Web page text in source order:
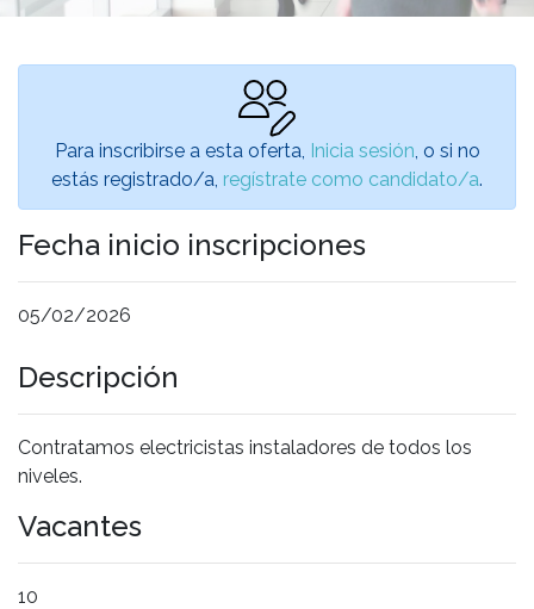
Para inscribirse a esta oferta, Inicia sesión , o si no
estás registrado/a, regístrate como candidato/a.
Fecha inicio inscripciones
05/02/2026
Descripción
Contratamos electricistas instaladores de todos los
niveles.
Vacantes
10